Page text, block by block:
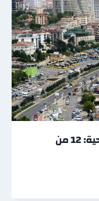
رحلات اسطنبول السياحية: 12 من